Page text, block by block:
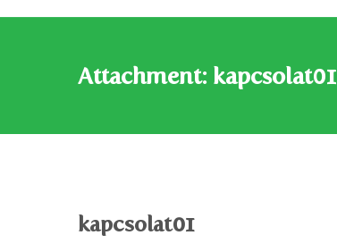
Attachment: kapcsolat01
kapcsolat01